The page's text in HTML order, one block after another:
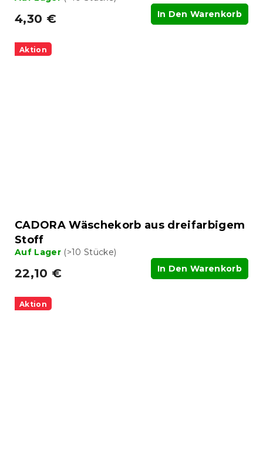
4,30 € In Den Warenkorb
Aktion
CADORA Wäschekorb aus dreifarbigem
Stoff
Auf Lager (>10 Stücke)
22,10 € In Den Warenkorb
Aktion